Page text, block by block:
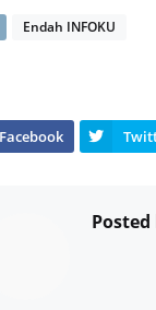
Endah INFOKU
Posted